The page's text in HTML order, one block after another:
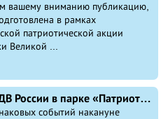
вашему вниманию публикацию,
в рамках
патриотической акции
Великой ...
Радик Габидуллин: «Музей ВДВ России в парке «Патриот» — новое место притяжения!»
событий накануне